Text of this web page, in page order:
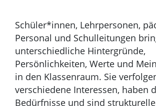
Schüler*innen, Lehrpersonen,
Personal und Schulleitungen
unterschiedliche Hintergründe,
Persönlichkeiten, Werte und
in den Klassenraum. Sie
verschiedene Interessen, haben
Bedürfnisse und sind